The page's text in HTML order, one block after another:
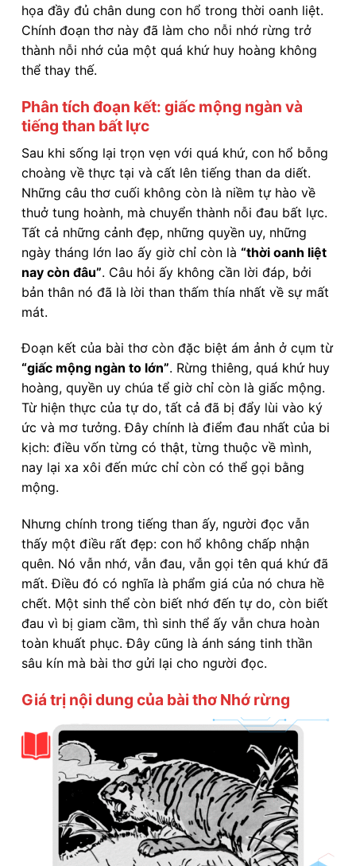
họa đầy đủ chân dung con hổ trong thời oanh liệt.
Chính đoạn thơ này đã làm cho nỗi nhớ rừng trở
thành nỗi nhớ của một quá khứ huy hoàng không
thể thay thế.
Phân tích đoạn kết: giấc mộng ngàn và
tiếng than bất lực
Sau khi sống lại trọn vẹn với quá khứ, con hổ bỗng
choàng về thực tại và cất lên tiếng than da diết.
Những câu thơ cuối không còn là niềm tự hào về
thuở tung hoành, mà chuyển thành nỗi đau bất lực.
Tất cả những cảnh đẹp, những quyền uy, những
ngày tháng lớn lao ấy giờ chỉ còn là “thời oanh liệt
nay còn đâu”. Câu hỏi ấy không cần lời đáp, bởi
bản thân nó đã là lời than thấm thía nhất về sự mất
mát.
Đoạn kết của bài thơ còn đặc biệt ám ảnh ở cụm từ
“giấc mộng ngàn to lớn”. Rừng thiêng, quá khứ huy
hoàng, quyền uy chúa tể giờ chỉ còn là giấc mộng.
Từ hiện thực của tự do, tất cả đã bị đẩy lùi vào ký
ức và mơ tưởng. Đây chính là điểm đau nhất của bi
kịch: điều vốn từng có thật, từng thuộc về mình,
nay lại xa xôi đến mức chỉ còn có thể gọi bằng
mộng.
Nhưng chính trong tiếng than ấy, người đọc vẫn
thấy một điều rất đẹp: con hổ không chấp nhận
quên. Nó vẫn nhớ, vẫn đau, vẫn gọi tên quá khứ đã
mất. Điều đó có nghĩa là phẩm giá của nó chưa hề
chết. Một sinh thể còn biết nhớ đến tự do, còn biết
đau vì bị giam cầm, thì sinh thể ấy vẫn chưa hoàn
toàn khuất phục. Đây cũng là ánh sáng tinh thần
sâu kín mà bài thơ gửi lại cho người đọc.
Giá trị nội dung của bài thơ Nhớ rừng